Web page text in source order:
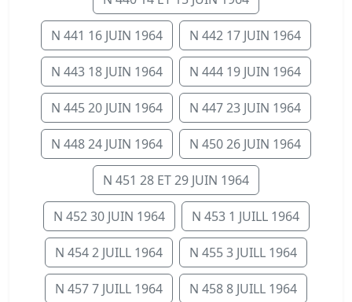
N 441 16 JUIN 1964 N 442 17 JUIN 1964
N 443 18 JUIN 1964 N 444 19 JUIN 1964
N 445 20 JUIN 1964 N 447 23 JUIN 1964
N 448 24 JUIN 1964 N 450 26 JUIN 1964
N 451 28 ET 29 JUIN 1964
N 452 30 JUIN 1964 N 453 1 JUILL 1964
N 454 2 JUILL 1964 N 455 3 JUILL 1964
N 457 7 JUILL 1964 N 458 8 JUILL 1964